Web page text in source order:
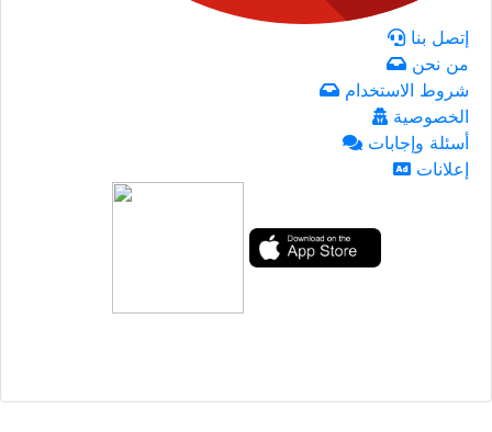
إتصل بنا
من نحن
شروط الاستخدام
الخصوصية
أسئلة وإجابات
إعلانات